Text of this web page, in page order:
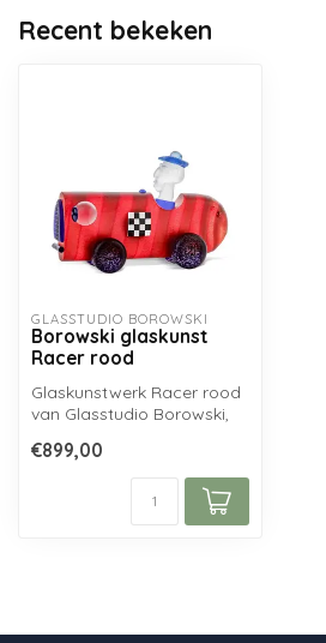
Recent bekeken
GLASSTUDIO BOROWSKI
Borowski glaskunst
Racer rood
Glaskunstwerk Racer rood
van Glasstudio Borowski,
Borowsk...
€899,00